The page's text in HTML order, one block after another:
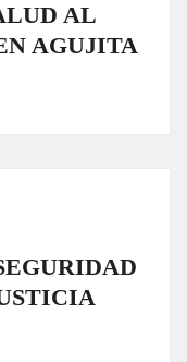
AL
AGUJITA